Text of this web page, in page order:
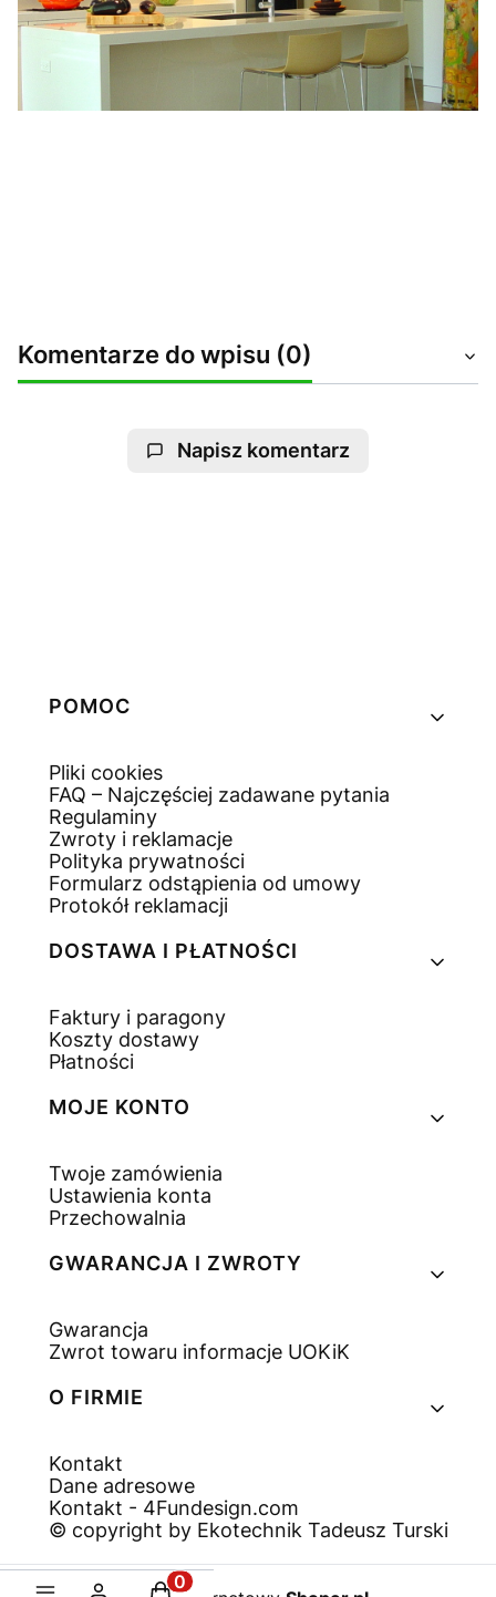
Komentarze do wpisu (0)
Napisz komentarz
Linki w stopce
POMOC
Pliki cookies
FAQ – Najczęściej zadawane pytania
Regulaminy
Zwroty i reklamacje
Polityka prywatności
Formularz odstąpienia od umowy
Protokół reklamacji
DOSTAWA I PŁATNOŚCI
Faktury i paragony
Koszty dostawy
Płatności
MOJE KONTO
Twoje zamówienia
Ustawienia konta
Przechowalnia
GWARANCJA I ZWROTY
Gwarancja
Zwrot towaru informacje UOKiK
O FIRMIE
Kontakt
Dane adresowe
Kontakt - 4Fundesign.com
© copyright by Ekotechnik Tadeusz Turski